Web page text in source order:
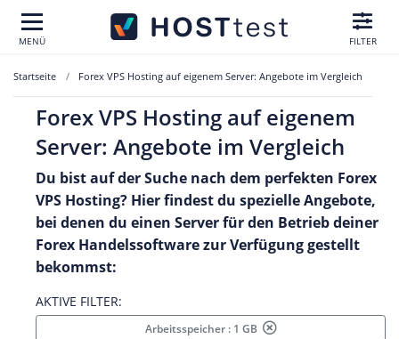
MENÜ FILTER
Startseite Forex VPS Hosting auf eigenem Server: Angebote im Vergleich
Forex VPS Hosting auf eigenem
Server: Angebote im Vergleich
Du bist auf der Suche nach dem perfekten Forex
VPS Hosting? Hier findest du spezielle Angebote,
bei denen du einen Server für den Betrieb deiner
Forex Handelssoftwarezur Verfügung gestellt
bekommst:
AKTIVE FILTER:
Arbeitsspeicher : 1 GB